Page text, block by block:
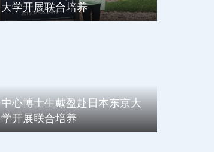
大学开展联合培养
中心博士生戴盈赴日本东京大
学开展联合培养